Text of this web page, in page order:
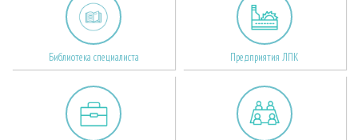
Библиотека специалиста Предприятия ЛПК